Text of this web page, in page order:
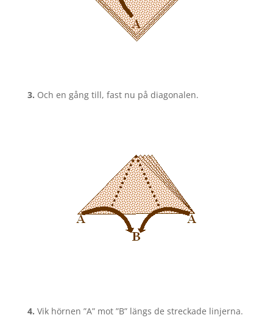
3. Och en gång till, fast nu på diagonalen.
4. Vik hörnen ”A” mot ”B” längs de streckade linjerna.